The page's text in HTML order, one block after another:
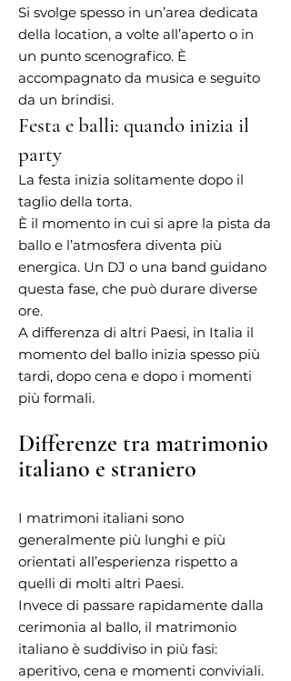
Si svolge spesso in un’area dedicata
della location, a volte all’aperto o in
un punto scenografico. È
accompagnato da musica e seguito
da un brindisi.
Festa e balli: quando inizia il
party
La festa inizia solitamente dopo il
taglio della torta.
È il momento in cui si apre la pista da
ballo e l’atmosfera diventa più
energica. Un DJ o una band guidano
questa fase, che può durare diverse
ore.
A differenza di altri Paesi, in Italia il
momento del ballo inizia spesso più
tardi, dopo cena e dopo i momenti
più formali.
Differenze tra matrimonio
italiano e straniero
I matrimoni italiani sono
generalmente più lunghi e più
orientati all’esperienza rispetto a
quelli di molti altri Paesi.
Invece di passare rapidamente dalla
cerimonia al ballo, il matrimonio
italiano è suddiviso in più fasi:
aperitivo, cena e momenti conviviali.